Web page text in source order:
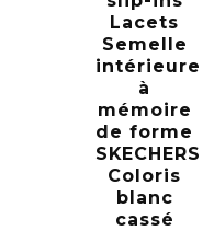
Lacets
Semelle
intérieure
à
mémoire
de forme
SKECHERS
Coloris
blanc
cassé